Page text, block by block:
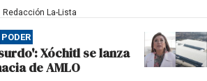
Redacción La-Lista
PODER
Xóchitl se lanza
de AMLO